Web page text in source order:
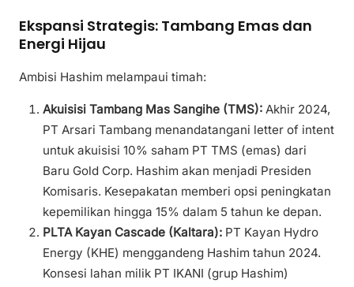
Ekspansi Strategis: Tambang Emas dan
Energi Hijau
Ambisi Hashim melampaui timah:
Akuisisi Tambang Mas Sangihe (TMS): Akhir 2024,
PT Arsari Tambang menandatangani letter of intent
untuk akuisisi 10% saham PT TMS (emas) dari
Baru Gold Corp. Hashim akan menjadi Presiden
Komisaris. Kesepakatan memberi opsi peningkatan
kepemilikan hingga 15% dalam 5 tahun ke depan.
PLTA Kayan Cascade (Kaltara): PT Kayan Hydro
Energy (KHE) menggandeng Hashim tahun 2024.
Konsesi lahan milik PT IKANI (grup Hashim)